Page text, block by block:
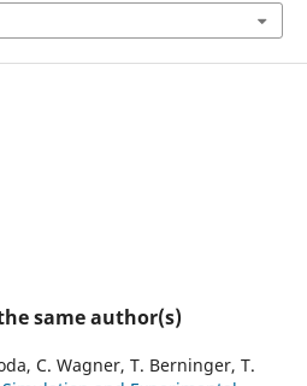
same author(s)
C. Wagner, T. Berninger, T.